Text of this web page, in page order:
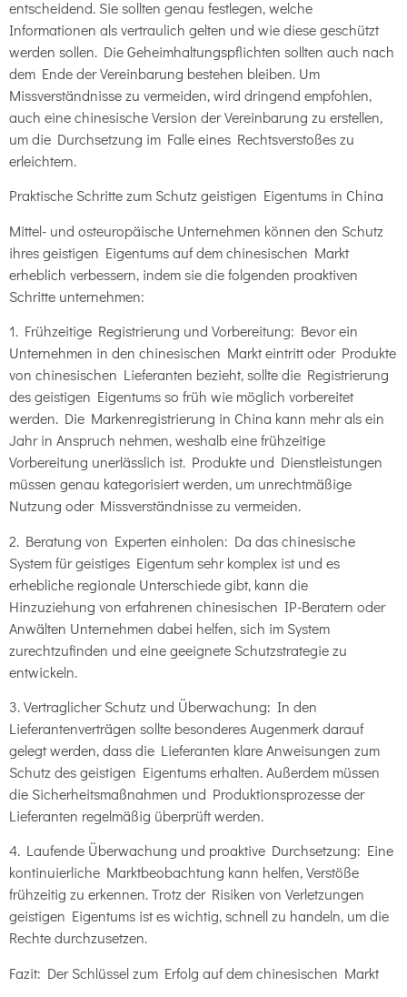
entscheidend. Sie sollten genau festlegen, welche
Informationen als vertraulich gelten und wie diese geschützt
werden sollen. Die Geheimhaltungspflichten sollten auch nach
dem Ende der Vereinbarung bestehen bleiben. Um
Missverständnisse zu vermeiden, wird dringend empfohlen,
auch eine chinesische Version der Vereinbarung zu erstellen,
um die Durchsetzung im Falle eines Rechtsverstoßes zu
erleichtern.
Praktische Schritte zum Schutz geistigen Eigentums in China
Mittel- und osteuropäische Unternehmen können den Schutz
ihres geistigen Eigentums auf dem chinesischen Markt
erheblich verbessern, indem sie die folgenden proaktiven
Schritte unternehmen:
1. Frühzeitige Registrierung und Vorbereitung: Bevor ein
Unternehmen in den chinesischen Markt eintritt oder Produkte
von chinesischen Lieferanten bezieht, sollte die Registrierung
des geistigen Eigentums so früh wie möglich vorbereitet
werden. Die Markenregistrierung in China kann mehr als ein
Jahr in Anspruch nehmen, weshalb eine frühzeitige
Vorbereitung unerlässlich ist. Produkte und Dienstleistungen
müssen genau kategorisiert werden, um unrechtmäßige
Nutzung oder Missverständnisse zu vermeiden.
2. Beratung von Experten einholen: Da das chinesische
System für geistiges Eigentum sehr komplex ist und es
erhebliche regionale Unterschiede gibt, kann die
Hinzuziehung von erfahrenen chinesischen IP-Beratern oder
Anwälten Unternehmen dabei helfen, sich im System
zurechtzufinden und eine geeignete Schutzstrategie zu
entwickeln.
3. Vertraglicher Schutz und Überwachung: In den
Lieferantenverträgen sollte besonderes Augenmerk darauf
gelegt werden, dass die Lieferanten klare Anweisungen zum
Schutz des geistigen Eigentums erhalten. Außerdem müssen
die Sicherheitsmaßnahmen und Produktionsprozesse der
Lieferanten regelmäßig überprüft werden.
4. Laufende Überwachung und proaktive Durchsetzung: Eine
kontinuierliche Marktbeobachtung kann helfen, Verstöße
frühzeitig zu erkennen. Trotz der Risiken von Verletzungen
geistigen Eigentums ist es wichtig, schnell zu handeln, um die
Rechte durchzusetzen.
Fazit: Der Schlüssel zum Erfolg auf dem chinesischen Markt